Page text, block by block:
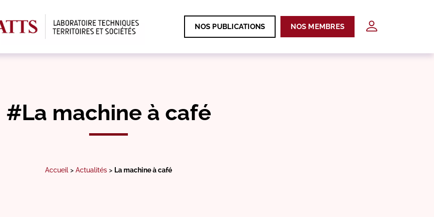
NOS PUBLICATIONS NOS MEMBRES
#La machine à café
Accueil > Actualités > La machine à café